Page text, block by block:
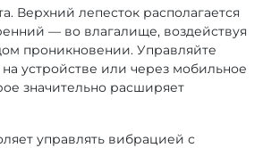
Верхний лепесток располагается
— во влагалище, воздействуя
проникновении. Управляйте
устройстве или через мобильное
значительно расширяет
управлять вибрацией с